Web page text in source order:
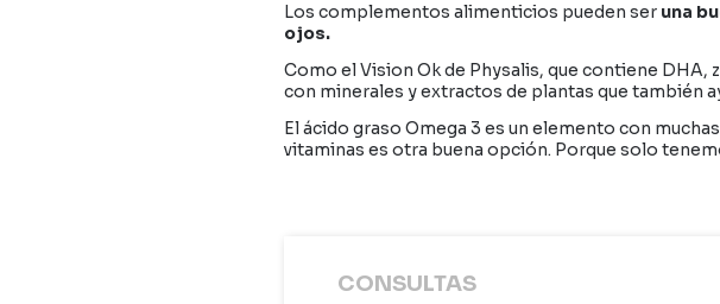
Los complementos alimenticios pueden ser una
ojos.
Como el Vision Ok de Physalis, que contiene
con minerales y extractos de plantas que también
El ácido graso Omega 3 es un elemento con
vitaminas es otra buena opción. Porque solo
CONSULTAS